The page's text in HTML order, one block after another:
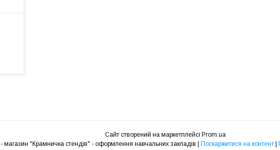
Сайт створений на маркетплейсі Prom.ua
Поскаржитися на контент